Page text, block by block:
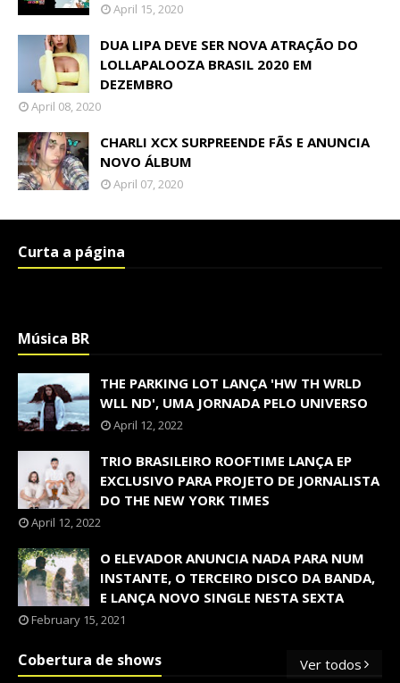
April 15, 2020
DUA LIPA DEVE SER NOVA ATRAÇÃO DO
LOLLAPALOOZA BRASIL 2020 EM
DEZEMBRO
April 08, 2020
CHARLI XCX SURPREENDE FÃS E ANUNCIA
NOVO ÁLBUM
April 07, 2020
Curta a página
Música BR
THE PARKING LOT LANÇA 'HW TH WRLD
WLL ND', UMA JORNADA PELO UNIVERSO
April 12, 2022
TRIO BRASILEIRO ROOFTIME LANÇA EP
EXCLUSIVO PARA PROJETO DE JORNALISTA
DO THE NEW YORK TIMES
April 12, 2022
O ELEVADOR ANUNCIA NADA PARA NUM
INSTANTE, O TERCEIRO DISCO DA BANDA,
E LANÇA NOVO SINGLE NESTA SEXTA
February 15, 2021
Cobertura de shows Ver todos